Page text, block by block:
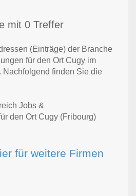
mit 0 Treffer
(Einträge) der Branche
für den Ort Cugy im
Nachfolgend finden Sie die
Jobs &
den Ort Cugy (Fribourg)
für weitere Firmen